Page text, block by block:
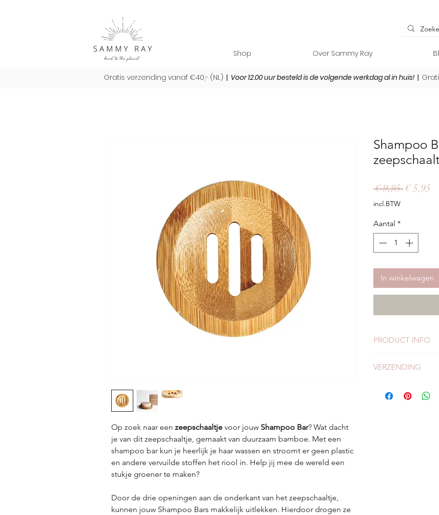
Shop Over Sammy Ray
Op zoek naar een zeepschaaltje voor jouw Shampoo Bar? Wat dacht
je van dit zeepschaaltje, gemaakt van duurzaam bamboe. Met een
shampoo bar kun je heerlijk je haar wassen en stroomt er geen plastic
en andere vervuilde stoffen het riool in. Help jij mee de wereld een
stukje groener te maken?
Door de drie openingen aan de onderkant van het zeepschaaltje,
kunnen jouw Shampoo Bars makkelijk uitlekken. Hierdoor drogen ze
Shampoo
€ 9,95 Normale
€ 5,95
incl.BTW
Aantal *
In winkelwagen
PRODUCT INFO
Binnenmaat: 7,5 cm
VERZENDING
Gratis verzending vanaf €40,- (NL) | Voor 12.00 uur besteld is de volgende werkdag al in huis!|